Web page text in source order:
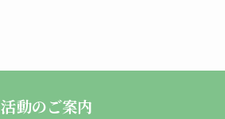
活動のご案内